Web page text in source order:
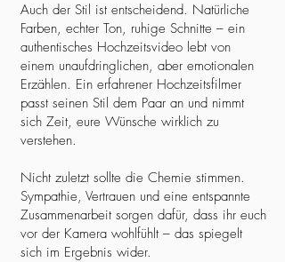
Auch der Stil ist entscheidend. Natürliche
Farben, echter Ton, ruhige Schnitte – ein
authentisches Hochzeitsvideo lebt von
einem unaufdringlichen, aber emotionalen
Erzählen. Ein erfahrener Hochzeitsfilmer
passt seinen Stil dem Paar an und nimmt
sich Zeit, eure Wünsche wirklich zu
verstehen.
Nicht zuletzt sollte die Chemie stimmen.
Sympathie, Vertrauen und eine entspannte
Zusammenarbeit sorgen dafür, dass ihr euch
vor der Kamera wohlfühlt – das spiegelt
sich im Ergebnis wider.